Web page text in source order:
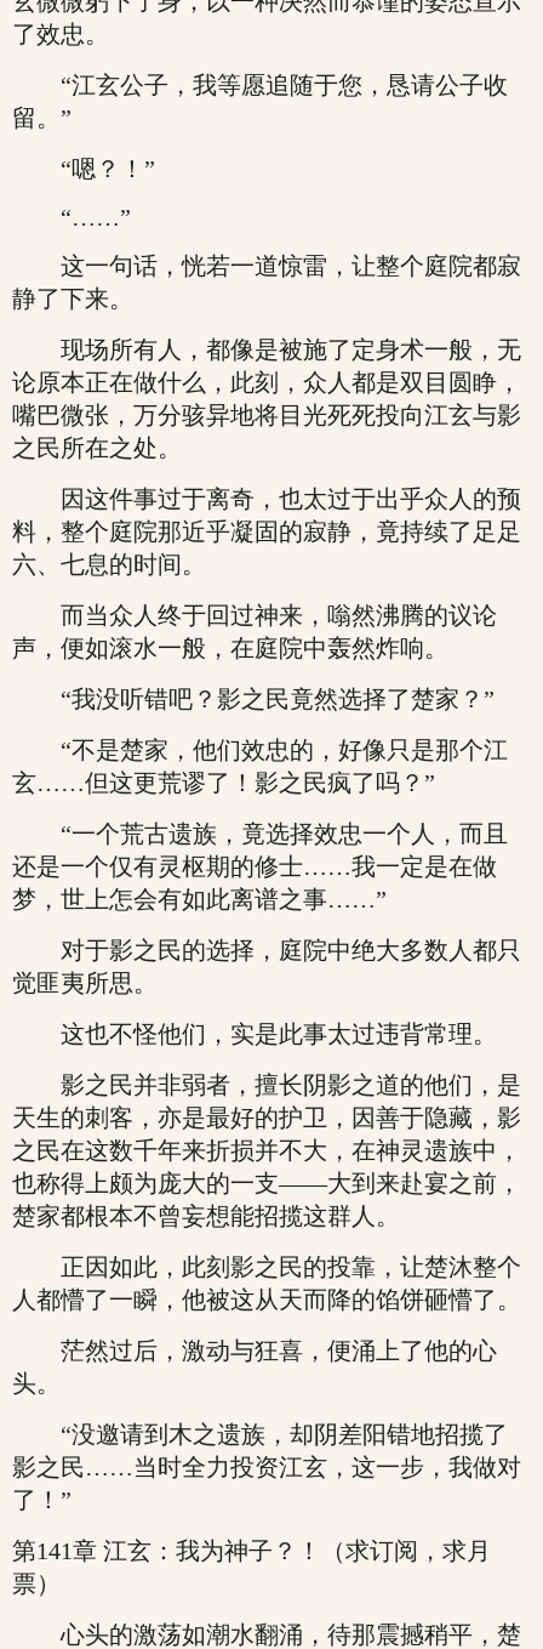
了效忠。
“江玄公子，我等愿追随于您，恳请公子收
留。”
“嗯？！”
“……”
这一句话，恍若一道惊雷，让整个庭院都寂
静了下来。
现场所有人，都像是被施了定身术一般，无
论原本正在做什么，此刻，众人都是双目圆睁，
嘴巴微张，万分骇异地将目光死死投向江玄与影
之民所在之处。
因这件事过于离奇，也太过于出乎众人的预
料，整个庭院那近乎凝固的寂静，竟持续了足足
六、七息的时间。
而当众人终于回过神来，嗡然沸腾的议论
声，便如滚水一般，在庭院中轰然炸响。
“我没听错吧？影之民竟然选择了楚家？”
“不是楚家，他们效忠的，好像只是那个江
玄……但这更荒谬了！影之民疯了吗？”
“一个荒古遗族，竟选择效忠一个人，而且
还是一个仅有灵枢期的修士……我一定是在做
梦，世上怎会有如此离谱之事……”
对于影之民的选择，庭院中绝大多数人都只
觉匪夷所思。
这也不怪他们，实是此事太过违背常理。
影之民并非弱者，擅长阴影之道的他们，是
天生的刺客，亦是最好的护卫，因善于隐藏，影
之民在这数千年来折损并不大，在神灵遗族中，
也称得上颇为庞大的一支——大到来赴宴之前，
楚家都根本不曾妄想能招揽这群人。
正因如此，此刻影之民的投靠，让楚沐整个
人都懵了一瞬，他被这从天而降的馅饼砸懵了。
茫然过后，激动与狂喜，便涌上了他的心
头。
“没邀请到木之遗族，却阴差阳错地招揽了
影之民……当时全力投资江玄，这一步，我做对
了！”
第141章 江玄：我为神子？！（求订阅，求月
票）
心头的激荡如潮水翻涌，待那震撼稍平，楚